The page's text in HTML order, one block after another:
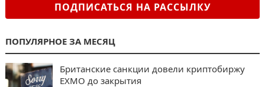
ПОДПИСАТЬСЯ НА РАССЫЛКУ
ПОПУЛЯРНОЕ ЗА МЕСЯЦ
Британские санкции довели криптобиржу
EXMO до закрытия